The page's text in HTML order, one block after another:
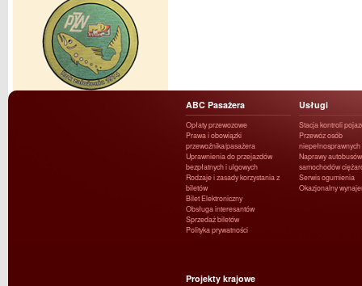
ABC Pasażera
Opłaty przewozowe
Prawa i obowiązki
przewoźnika/pasażera
Uprawnienia do przejazdów
bezpłatnych i ulgowych
Rodzaje i zasady korzystania z
biletów
Bilet Elektroniczny
Obsługa interesantów
Sprzedaż biletów
Polityka prywatności
Usługi
Stacja kontroli
Przewóz osób
niepełnosprawnych
Naprawy
samochodów
Serwis ogumienia
Okazjonalny
Projekty krajowe